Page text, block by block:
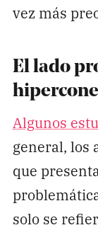
vez más
El lado
Algunos
general, los
que
solo se